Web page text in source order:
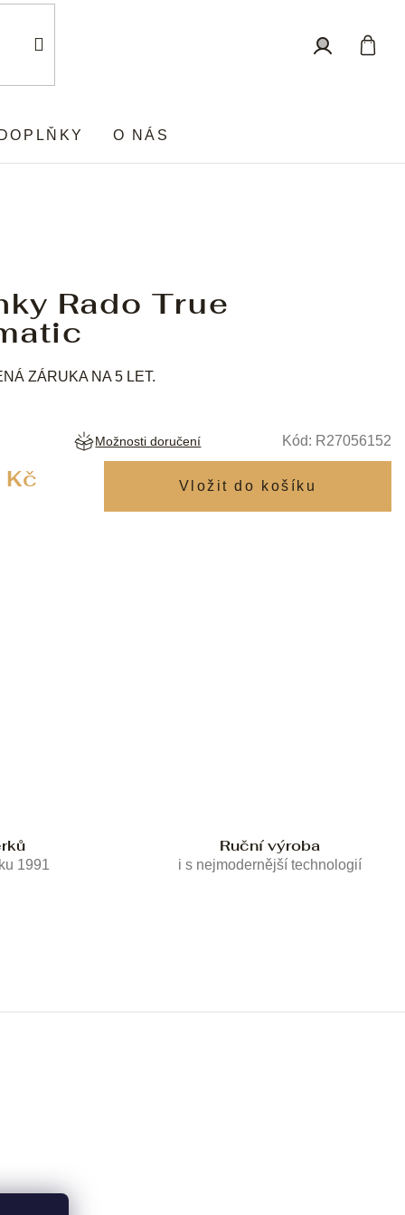
DOPLŇKY O NÁS
Rado True
ZÁRUKA NA 5 LET.
Možnosti doručení Kód: R27056152
1991
Ruční výroba
i s nejmodernější technologií